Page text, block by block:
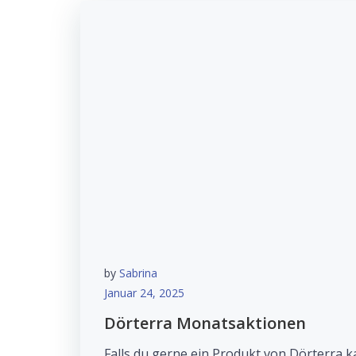
by Sabrina
Januar 24, 2025
Dörterra Monatsaktionen